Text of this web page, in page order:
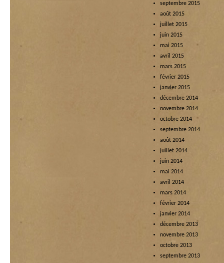
septembre 2015
août 2015
juillet 2015
juin 2015
mai 2015
avril 2015
mars 2015
février 2015
janvier 2015
décembre 2014
novembre 2014
octobre 2014
septembre 2014
août 2014
juillet 2014
juin 2014
mai 2014
avril 2014
mars 2014
février 2014
janvier 2014
décembre 2013
novembre 2013
octobre 2013
septembre 2013